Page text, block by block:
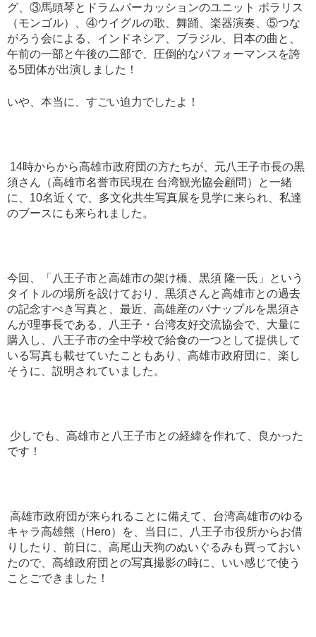
グ、③馬頭琴とドラムパーカッションのユニット ボラリス
（モンゴル）、④ウイグルの歌、舞踊、楽器演奏、⑤つな
がろう会による、インドネシア、ブラジル、日本の曲と、
午前の一部と午後の二部で、圧倒的なパフォーマンスを誇
る5団体が出演しました！
いや、本当に、すごい迫力でしたよ！
14時からから高雄市政府団の方たちが、元八王子市長の黒
須さん（高雄市名誉市民現在 台湾観光協会顧問）と一緒
に、10名近くで、多文化共生写真展を見学に来られ、私達
のブースにも来られました。
今回、「八王子市と高雄市の架け橋、黒須 隆一氏」という
タイトルの場所を設けており、黒須さんと高雄市との過去
の記念すべき写真と、最近、高雄産のパナップルを黒須さ
んが理事長である、八王子・台湾友好交流協会で、大量に
購入し、八王子市の全中学校で給食の一つとして提供して
いる写真も載せていたこともあり、高雄市政府団に、楽し
そうに、説明されていました。
少しでも、高雄市と八王子市との経緯を作れて、良かった
です！
高雄市政府団が来られることに備えて、台湾高雄市のゆる
キャラ高雄熊（Hero）を、当日に、八王子市役所からお借
りしたり、前日に、高尾山天狗のぬいぐるみも買っておい
たので、高雄政府団との写真撮影の時に、いい感じで使う
ことごできました！